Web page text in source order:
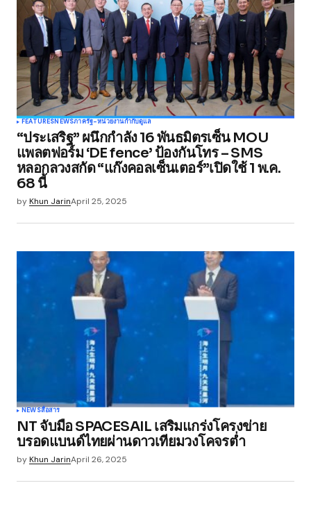
Comment
Your Name*
Your E-mail*
FEATURESNEWSภาครัฐ-หน่วยงานกำกับดูแล
“ประเสริฐ” ผนึกกำลัง 16 พันธมิตรเซ็น MOU
แพลตฟอร์ม ‘DE fence’ ป้องกันโทร – SMS
หลอกลวงสกัด “แก๊งคอลเซ็นเตอร์”เปิดใช้ 1 พ.ค.
68 นี้
byKhun JarinApril 25, 2025
NEWSสื่อสาร
NT จับมือ SPACESAIL เสริมแกร่งโครงข่าย
บรอดแบนด์ไทยผ่านดาวเทียมวงโคจรต่ำ
byKhun JarinApril 26, 2025